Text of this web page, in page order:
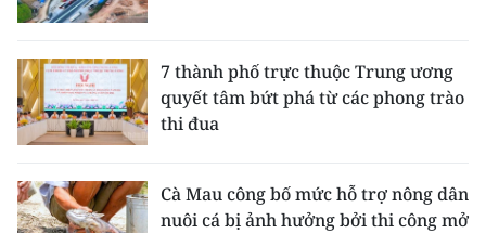
7 thành phố trực thuộc Trung ương
quyết tâm bứt phá từ các phong trào
thi đua
Cà Mau công bố mức hỗ trợ nông dân
nuôi cá bị ảnh hưởng bởi thi công mở